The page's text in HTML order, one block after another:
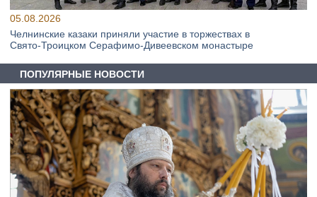
05.08.2026
Челнинские казаки приняли участие в торжествах в
Свято‑Троицком Серафимо‑Дивеевском монастыре
ПОПУЛЯРНЫЕ НОВОСТИ